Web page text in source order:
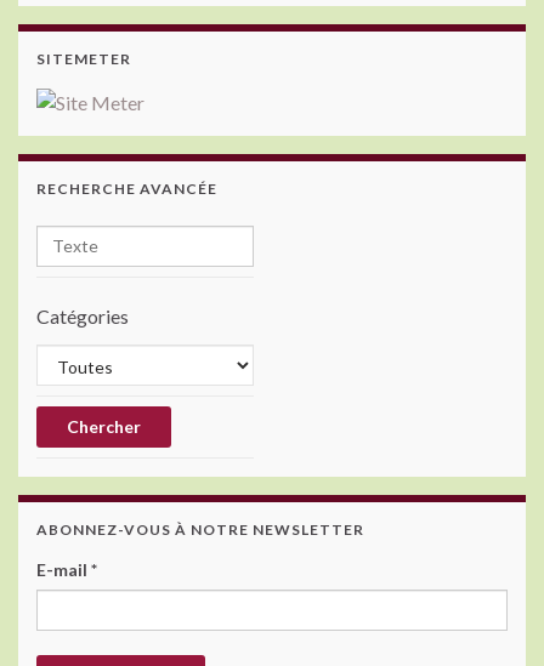
SITEMETER
RECHERCHE AVANCÉE
Catégories
ABONNEZ-VOUS À NOTRE NEWSLETTER
E-mail *